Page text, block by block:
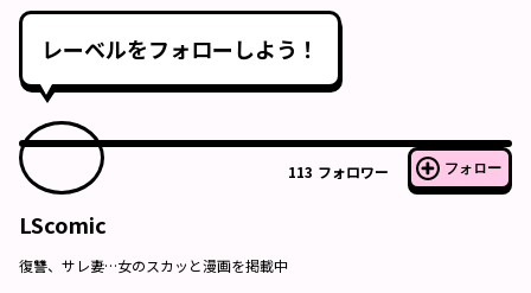
レーベルをフォローしよう！
113 フォロワー フォロー
LScomic
復讐、サレ妻…女のスカッと漫画を掲載中